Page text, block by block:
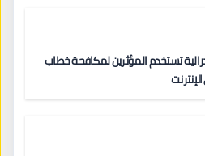
تستخدم المؤثرين لمكافحة خطاب